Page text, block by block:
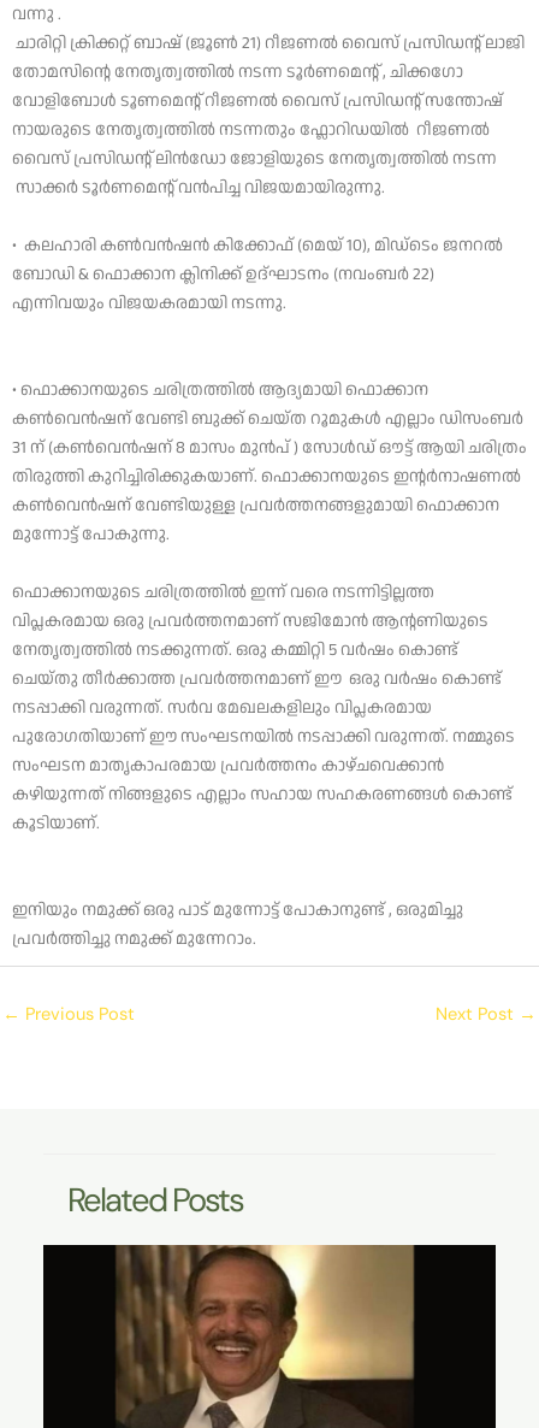
വന്നു .
ചാരിറ്റി ക്രിക്കറ്റ് ബാഷ് (ജൂൺ 21) റീജണൽ വൈസ് പ്രസിഡന്റ് ലാജി
തോമസിന്റെ നേതൃത്വത്തിൽ നടന്ന ടൂർണമെന്റ് , ചിക്കഗോ
വോളിബോൾ ടൂണമെന്റ് റീജണൽ വൈസ് പ്രസിഡന്റ് സന്തോഷ്
നായരുടെ നേതൃത്വത്തിൽ നടന്നതും ഫ്ലോറിഡയിൽ റീജണൽ
വൈസ് പ്രസിഡന്റ് ലിൻഡോ ജോളിയുടെ നേതൃത്വത്തിൽ നടന്ന
സാക്കർ ടൂർണമെന്റ് വൻപിച്ച വിജയമായിരുന്നു.
• കലഹാരി കൺവൻഷൻ കിക്കോഫ് (മെയ് 10), മിഡ്ടെം ജനറൽ
ബോഡി & ഫൊക്കാന ക്ലിനിക്ക് ഉദ്ഘാടനം (നവംബർ 22)
എന്നിവയും വിജയകരമായി നടന്നു.
• ഫൊക്കാനയുടെ ചരിത്രത്തിൽ ആദ്യമായി ഫൊക്കാന
കൺവെൻഷന് വേണ്ടി ബുക്ക് ചെയ്ത റൂമുകൾ എല്ലാം ഡിസംബർ
31 ന് (കൺവെൻഷന് 8 മാസം മുൻപ് ) സോൾഡ് ഔട്ട് ആയി ചരിത്രം
തിരുത്തി കുറിച്ചിരിക്കുകയാണ്. ഫൊക്കാനയുടെ ഇന്റർനാഷണൽ
കൺവെൻഷന് വേണ്ടിയുള്ള പ്രവർത്തനങ്ങളുമായി ഫൊക്കാന
മുന്നോട്ട് പോകുന്നു.
ഫൊക്കാനയുടെ ചരിത്രത്തിൽ ഇന്ന് വരെ നടന്നിട്ടില്ലത്ത
വിപ്ലകരമായ ഒരു പ്രവർത്തനമാണ് സജിമോൻ ആന്റണിയുടെ
നേതൃത്വത്തിൽ നടക്കുന്നത്. ഒരു കമ്മിറ്റി 5 വർഷം കൊണ്ട്
ചെയ്തു തീർക്കാത്ത പ്രവർത്തനമാണ് ഈ ഒരു വർഷം കൊണ്ട്
നടപ്പാക്കി വരുന്നത്. സർവ മേഖലകളിലും വിപ്ലകരമായ
പുരോഗതിയാണ് ഈ സംഘടനയിൽ നടപ്പാക്കി വരുന്നത്. നമ്മുടെ
സംഘടന മാതൃകാപരമായ പ്രവർത്തനം കാഴ്ചവെക്കാൻ
കഴിയുന്നത് നിങ്ങളുടെ എല്ലാം സഹായ സഹകരണങ്ങൾ കൊണ്ട്
കൂടിയാണ്.
ഇനിയും നമുക്ക് ഒരു പാട് മുന്നോട്ട് പോകാനുണ്ട് , ഒരുമിച്ചു
പ്രവർത്തിച്ചു നമുക്ക് മുന്നേറാം.
← Previous Post Next Post →
Related Posts